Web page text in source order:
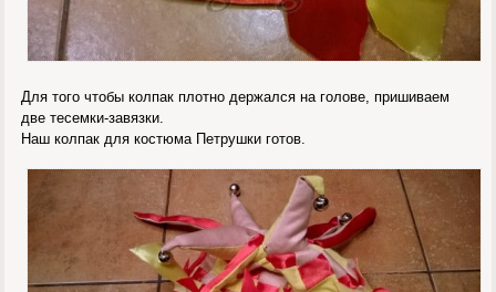
Для того чтобы колпак плотно держался на голове, пришиваем
две тесемки-завязки.
Наш колпак для костюма Петрушки готов.